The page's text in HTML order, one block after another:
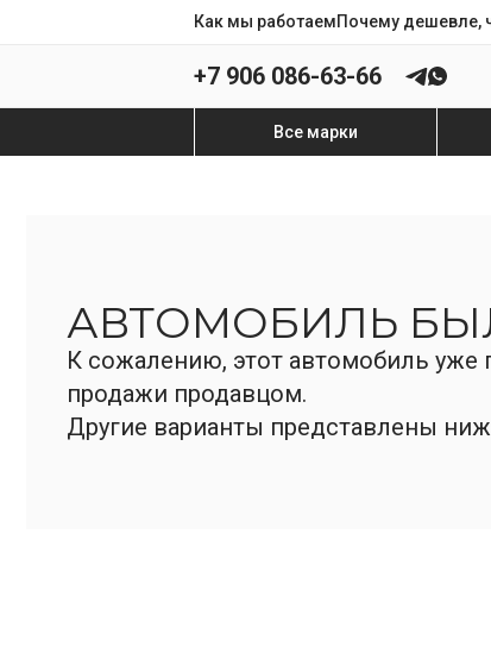
Как мы работаемПочему дешевле,
+7 906 086-63-66
Все марки
АВТОМОБИЛЬ
К сожалению, этот автомобиль уже
продажи продавцом.
Другие варианты представлены